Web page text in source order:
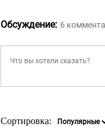
Обсуждение: 6
Сортировка: